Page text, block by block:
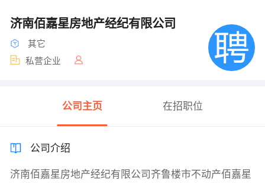
济南佰嘉星房地产经纪有限公司
其它
私营企业
公司主页 在招职位
公司介绍
济南佰嘉星房地产经纪有限公司齐鲁楼市不动产佰嘉星